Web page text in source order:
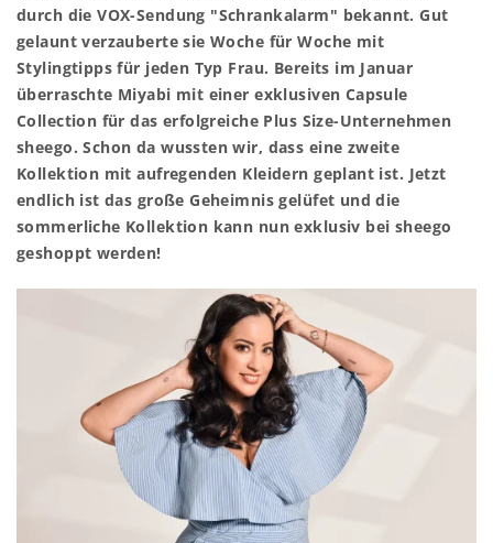
durch die VOX-Sendung "Schrankalarm" bekannt. Gut
gelaunt verzauberte sie Woche für Woche mit
Stylingtipps für jeden Typ Frau. Bereits im Januar
überraschte Miyabi mit einer exklusiven Capsule
Collection für das erfolgreiche Plus Size-Unternehmen
sheego. Schon da wussten wir, dass eine zweite
Kollektion mit aufregenden Kleidern geplant ist. Jetzt
endlich ist das große Geheimnis gelüfet und die
sommerliche Kollektion kann nun exklusiv bei sheego
geshoppt werden!